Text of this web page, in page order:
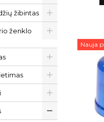
žibintas
ženklo
Nauja